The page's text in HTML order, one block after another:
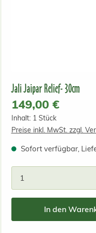
Jali Jaipar Relief- 30cm
Regulärer Preis:
149,00 €
Inhalt: 1 Stück
Preise inkl. MwSt. zzgl.
Sofort verfügbar,
In den